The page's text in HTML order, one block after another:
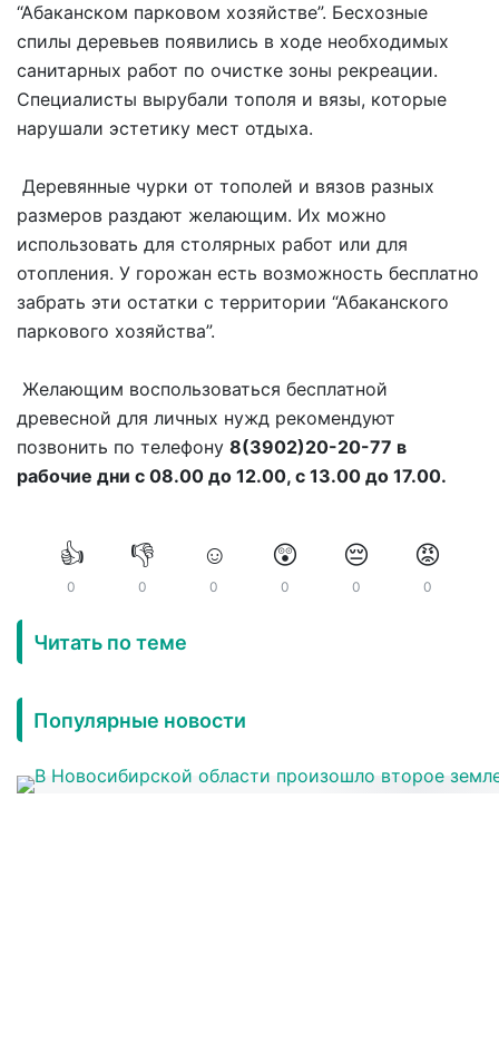
“Абаканском парковом хозяйстве”. Бесхозные
спилы деревьев появились в ходе необходимых
санитарных работ по очистке зоны рекреации.
Специалисты вырубали тополя и вязы, которые
нарушали эстетику мест отдыха.
Деревянные чурки от тополей и вязов разных
размеров раздают желающим. Их можно
использовать для столярных работ или для
отопления. У горожан есть возможность бесплатно
забрать эти остатки с территории “Абаканского
паркового хозяйства”.
Желающим воспользоваться бесплатной
древесной для личных нужд рекомендуют
позвонить по телефону 8(3902)20-20-77 в
рабочие дни с 08.00 до 12.00, с 13.00 до 17.00.
👍
0
👎
0
☺️
0
😲
0
😔
0
😡
0
Читать по теме
Популярные новости